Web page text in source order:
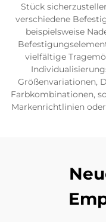
Stück
verschiedene
beispielsweise
vielfältige
Größenvariationen,
Farbkombinationen,
Markenrichtlinien